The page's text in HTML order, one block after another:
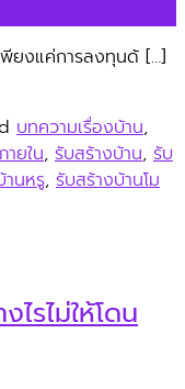
พียงแค่การลงทุนด้ […]
บทความเรื่องบ้าน,
ยใน, รับสร้างบ้าน, รับ
านหรู, รับสร้างบ้านโม
รไม่ให้โดน